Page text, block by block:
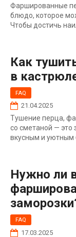
Фаршированные
блюдо, которое
Чтобы достичь
Как
в
FAQ
21.04.2025
Тушение перца,
со сметаной — это
вкусным и уютным
Нужно ли
FAQ
17.03.2025